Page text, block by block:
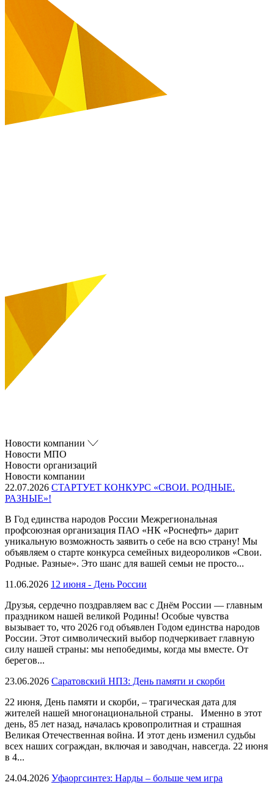
Новости компании
Новости МПО
Новости организаций
Новости компании
22.07.2026 СТАРТУЕТ КОНКУРС «СВОИ. РОДНЫЕ.
РАЗНЫЕ»!
В Год единства народов России Межрегиональная
профсоюзная организация ПАО «НК «Роснефть» дарит
уникальную возможность заявить о себе на всю страну! Мы
объявляем о старте конкурса семейных видеороликов «Свои.
Родные. Разные». Это шанс для вашей семьи не просто...
11.06.2026 12 июня - День России
Друзья, сердечно поздравляем вас с Днём России — главным
праздником нашей великой Родины! Особые чувства
вызывает то, что 2026 год объявлен Годом единства народов
России. Этот символический выбор подчеркивает главную
силу нашей страны: мы непобедимы, когда мы вместе. От
берегов...
23.06.2026 Саратовский НПЗ: День памяти и скорби
22 июня, День памяти и скорби, – трагическая дата для
жителей нашей многонациональной страны. Именно в этот
день, 85 лет назад, началась кровопролитная и страшная
Великая Отечественная война. И этот день изменил судьбы
всех наших сограждан, включая и заводчан, навсегда. 22 июня
в 4...
24.04.2026 Уфаоргсинтез: Нарды – больше чем игра